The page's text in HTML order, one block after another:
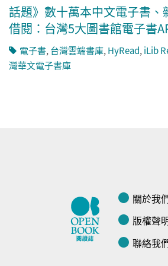
話題》數十萬本中文電子書、
借閱：台灣5大圖書館電子書
電子書,台灣雲端書庫,HyRead,iLib
灣華文電子書庫
關於我
版權聲
聯絡我